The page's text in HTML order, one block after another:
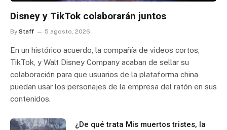
Disney y TikTok colaborarán juntos
By Staff 5 agosto, 2026
En un histórico acuerdo, la compañía de videos cortos,
TikTok, y Walt Disney Company acaban de sellar su
colaboración para que usuarios de la plataforma china
puedan usar los personajes de la empresa del ratón en sus
contenidos.
¿De qué trata Mis muertos tristes, la